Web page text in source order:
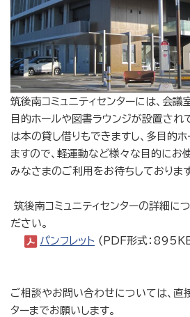
筑後南コミュニティセンターには、会議
目的ホールや図書ラウンジが設置され
は本の貸し借りもできますし、多目的
ますので、軽運動など様々な目的にお
みなさまのご利用をお待ちしております
筑後南コミュニティセンターの詳細に
ださい。
パンフレット (PDF形式：
ご相談やお問い合わせについては、直
ターまでお願いします。